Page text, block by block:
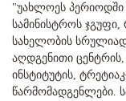
"უახლოეს პერიოდში
სამინისტროს
სახელობის
აღდგენითი
ინსტიტუტის,
წარმომადგენლები.